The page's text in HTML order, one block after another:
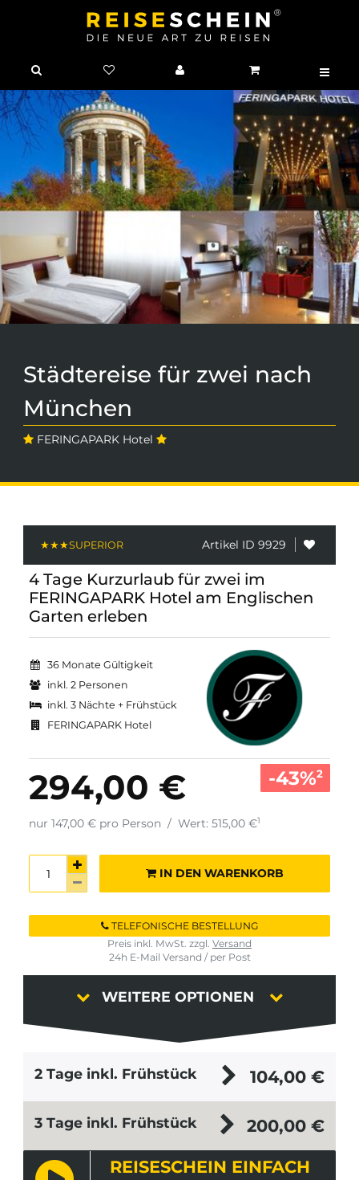
Städtereise für zwei nach
München
FERINGAPARK Hotel
Artikel ID 9929
4 Tage Kurzurlaub für zwei im
FERINGAPARK Hotel am Englischen
Garten erleben
36 Monate Gültigkeit
inkl. 2 Personen
inkl. 3 Nächte + Frühstück
FERINGAPARK Hotel
294,00 € -43%2
nur 147,00 € pro Person / Wert: 515,00 €1
IN DEN WARENKORB
TELEFONISCHE BESTELLUNG
Preis inkl. MwSt. zzgl. Versand
24h E-Mail Versand / per Post
WEITERE OPTIONEN
2 Tage inkl. Frühstück 104,00 €
3 Tage inkl. Frühstück 200,00 €
REISESCHEIN EINFACH